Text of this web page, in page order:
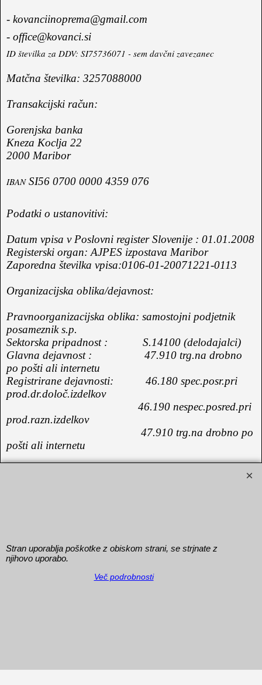
- kovanciinoprema@gmail.com
- office@kovanci.si
ID številka za DDV: SI75736071 - sem davčni zavezanec
Matčna številka: 3257088000
Transakcijski račun:
Gorenjska banka
Kneza Koclja 22
2000 Maribor
IBANSI56 0700 0000 4359 076
Podatki o ustanovitivi:
Datum vpisa v Poslovni register Slovenije : 01.01.2008
Registerski organ: AJPES izpostava Maribor
Zaporedna številka vpisa:0106-01-20071221-0113
Organizacijska oblika/dejavnost:
Pravnoorganizacijska oblika: samostojni podjetnik
posameznik s.p.
Sektorska pripadnost :
S.14100 (delodajalci)
Glavna dejavnost :
47.910 trg.na drobno
po pošti ali internetu
Registrirane dejavnosti:
46.180 spec.posr.pri
prod.dr.določ.izdelkov
46.190 nespec.posred.pri
prod.razn.izdelkov
47.910 trg.na drobno po
pošti ali internetu
Stran uporablja poškotke z obiskom strani, se strjnate z
njihovo uporabo.
Več podrobnosti